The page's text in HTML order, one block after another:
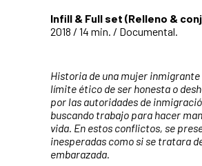
Infill & Full set (Relleno &
2018 / 14 min. / Documental.
Historia de una mujer
límite ético de ser honesta o
por las autoridades de
buscando trabajo para hacer
vida. En estos conflictos, se
inesperadas como si se tratara
embarazada.